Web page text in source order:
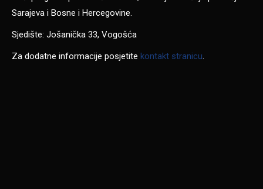
Sarajeva i Bosne i Hercegovine.
Sjedište: Jošanička 33, Vogošća
Za dodatne informacije posjetite kontakt stranicu